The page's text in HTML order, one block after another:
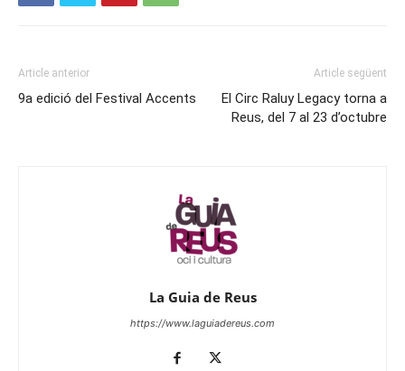
Article anterior
9a edició del Festival Accents
Article següent
El Circ Raluy Legacy torna a
Reus, del 7 al 23 d’octubre
La Guia de Reus
https://www.laguiadereus.com